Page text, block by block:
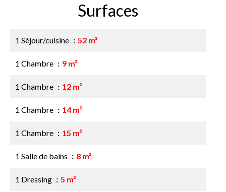
Surfaces
1 Séjour/cuisine 52 m²
1 Chambre 9 m²
1 Chambre 12 m²
1 Chambre 14 m²
1 Chambre 15 m²
1 Salle de bains 8 m²
1 Dressing 5 m²